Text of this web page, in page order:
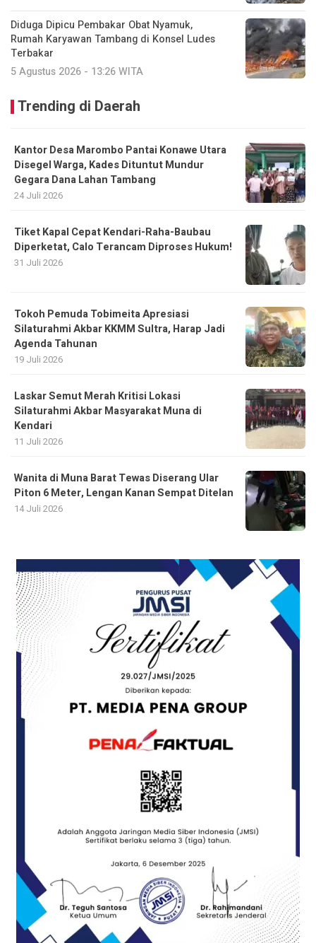
Diduga Dipicu Pembakar Obat Nyamuk,
Rumah Karyawan Tambang di Konsel Ludes
Terbakar
5 Agustus 2026 - 13:26 WITA
Trending di Daerah
Kantor Desa Marombo Pantai Konawe Utara
Disegel Warga, Kades Dituntut Mundur
Gegara Dana Lahan Tambang
24 Juli 2026
Tiket Kapal Cepat Kendari-Raha-Baubau
Diperketat, Calo Terancam Diproses Hukum!
31 Juli 2026
Tokoh Pemuda Tobimeita Apresiasi
Silaturahmi Akbar KKMM Sultra, Harap Jadi
Agenda Tahunan
19 Juli 2026
Laskar Semut Merah Kritisi Lokasi
Silaturahmi Akbar Masyarakat Muna di
Kendari
11 Juli 2026
Wanita di Muna Barat Tewas Diserang Ular
Piton 6 Meter, Lengan Kanan Sempat Ditelan
14 Juli 2026